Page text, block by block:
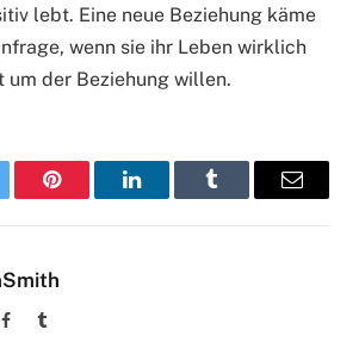
lebt. Eine neue Beziehung käme
wenn sie ihr Leben wirklich
um der Beziehung willen.
Pinterest LinkedInTumblr Email
FacebookTumblr